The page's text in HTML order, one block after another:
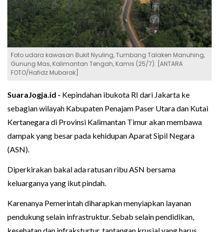
Foto udara kawasan Bukit Nyuling, Tumbang Talaken Manuhing,
Gunung Mas, Kalimantan Tengah, Kamis (25/7). [ANTARA
FOTO/Hafidz Mubarak]
SuaraJogja.id - Kepindahan ibukota RI dari Jakarta ke
sebagian wilayah Kabupaten Penajam Paser Utara dan Kutai
Kertanegara di Provinsi Kalimantan Timur akan membawa
dampak yang besar pada kehidupan Aparat Sipil Negara
(ASN).
Diperkirakan bakal ada ratusan ribu ASN bersama
keluarganya yang ikut pindah.
Karenanya Pemerintah diharapkan menyiapkan layanan
pendukung selain infrastruktur. Sebab selain pendidikan,